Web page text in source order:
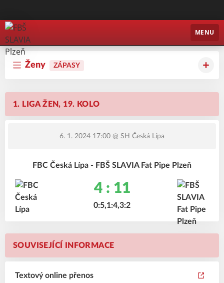
FBŠ SLAVIA Plzeň
MENU
Ženy ZÁPASY
1. LIGA ŽEN, 19. KOLO
6. 1. 2024 17:00 @ SH Česká Lípa
FBC Česká Lípa - FBŠ SLAVIA Fat Pipe Plzeň
4 : 11
0:5,1:4,3:2
SOUVISEJÍCÍ INFORMACE
Textový online přenos